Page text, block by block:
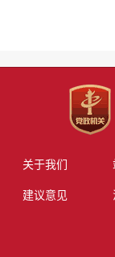
关于我们
建议意见